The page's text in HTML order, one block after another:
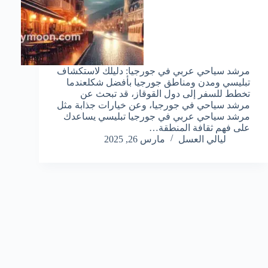
مرشد سياحي عربي في جورجيا: دليلك لاستكشاف
تبليسي ومدن ومناطق جورجيا بأفضل شكلعندما
تخطط للسفر إلى دول القوقاز، قد تبحث عن
مرشد سياحي في جورجيا، وعن خيارات جذابة مثل
مرشد سياحي عربي في جورجيا تبليسي يساعدك
على فهم ثقافة المنطقة…
ليالي العسل
مارس 26, 2025